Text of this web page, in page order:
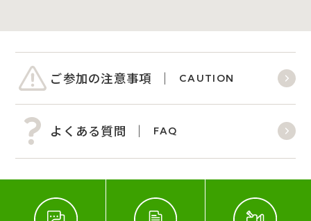
ご参加の注意事項 CAUTION
よくある質問 FAQ